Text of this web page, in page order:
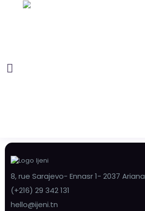
8, rue Sarajevo- Ennasr 1- 2037 Ariana
(+216) 29 342 131
hello@ijeni.tn